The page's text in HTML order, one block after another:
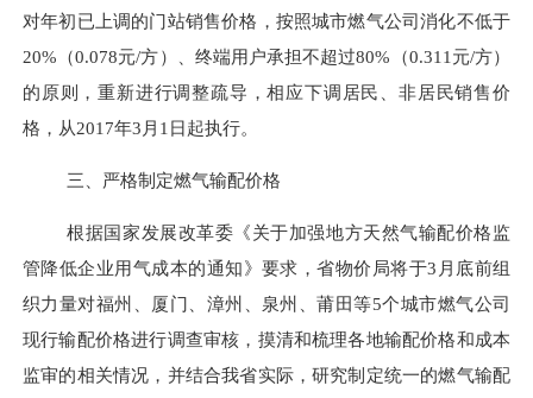
对年初已上调的门站销售价格，按照城市燃气公司消化不低于
20%（0.078元/方）、终端用户承担不超过80%（0.311元/方）
的原则，重新进行调整疏导，相应下调居民、非居民销售价
格，从2017年3月1日起执行。
三、严格制定燃气输配价格
根据国家发展改革委《关于加强地方天然气输配价格监
管降低企业用气成本的通知》要求，省物价局将于3月底前组
织力量对福州、厦门、漳州、泉州、莆田等5个城市燃气公司
现行输配价格进行调查审核，摸清和梳理各地输配价格和成本
监审的相关情况，并结合我省实际，研究制定统一的燃气输配